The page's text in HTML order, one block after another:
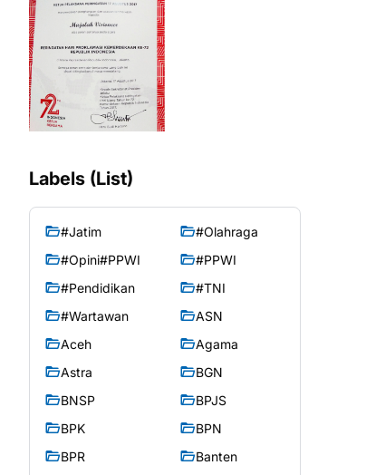
Labels (List)
#Jatim
#Olahraga
#Opini#PPWI
#PPWI
#Pendidikan
#TNI
#Wartawan
ASN
Aceh
Agama
Astra
BGN
BNSP
BPJS
BPK
BPN
BPR
Banten